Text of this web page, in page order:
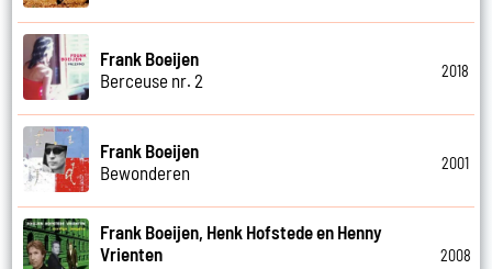
Frank Boeijen
Berceuse nr. 2
2018
Frank Boeijen
Bewonderen
2001
Frank Boeijen, Henk Hofstede en Henny
Vrienten
2008